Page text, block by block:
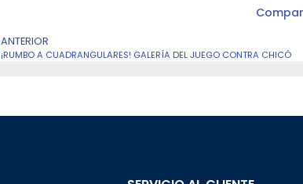
ANTERIOR
¡RUMBO A CUADRANGULARES! GALERÍA DEL JUEGO CONTRA CHICÓ